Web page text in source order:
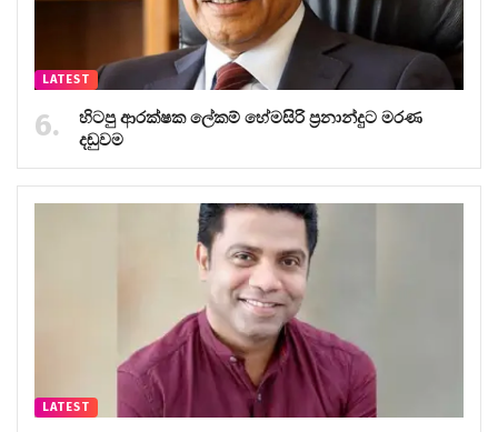
LATEST
හිටපු ආරක්ෂක ලේකම් හේමසිරි ප්‍රනාන්දුට මරණ
දඬුවම
LATEST